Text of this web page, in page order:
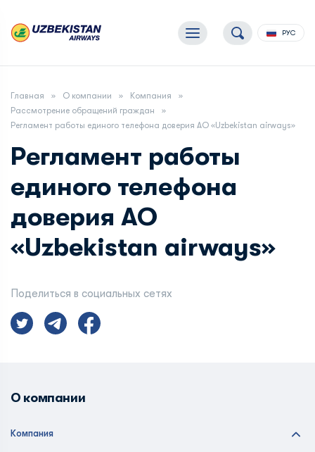
РУС
Главная О компании
Компания
Рассмотрение обращений граждан
Регламент работы единого телефона доверия АО «Uzbekistan airways»
Регламент работы
единого телефона
доверия АО
«Uzbekistan airways»
Поделиться в социальных сетях
О компании
Компания